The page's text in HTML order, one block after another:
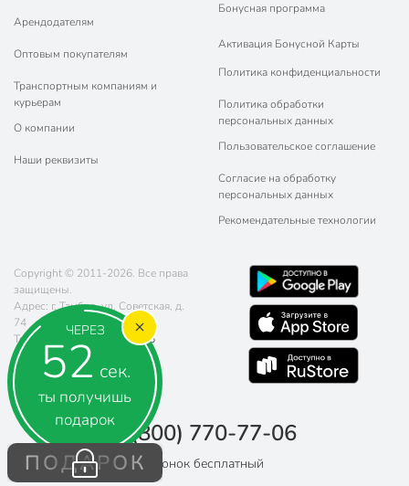
ЧЕРЕЗ
51 сек.
ты получишь
подарок
ПОДАРОК
Арендодателям
Оптовым покупателям
Транспортным компаниям и
курьерам
О компании
Наши реквизиты
Бонусная программа
Активация Бонусной Карты
Политика конфиденциальности
Политика обработки
персональных данных
Пользовательское соглашение
Согласие на обработку
персональных данных
Рекомендательные технологии
Copyright © 2011-2026. Все права
защищены.
Адрес: г. Тамбов, ул. Советская, д.
74
Телефон:
8 (800) 770-77-06
Почта:sales@poryadok.ru
8 (800) 770-77-06
Звонок бесплатный